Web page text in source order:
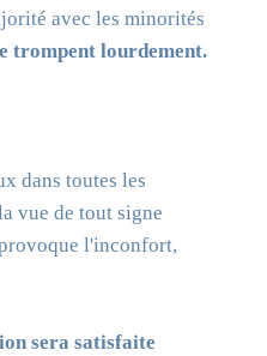
avec les minorités
trompent lourdement.
dans toutes les
vue de tout signe
l'inconfort,
sera satisfaite